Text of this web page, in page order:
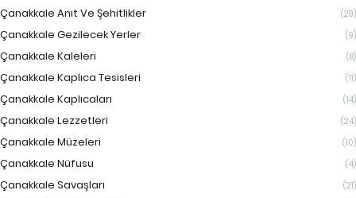
Çanakkale Anıt Ve Şehitlikler (29)
Çanakkale Gezilecek Yerler (9)
Çanakkale Kaleleri (8)
Çanakkale Kaplıca Tesisleri (11)
Çanakkale Kaplıcaları (14)
Çanakkale Lezzetleri (24)
Çanakkale Müzeleri (10)
Çanakkale Nüfusu (4)
Çanakkale Savaşları (21)